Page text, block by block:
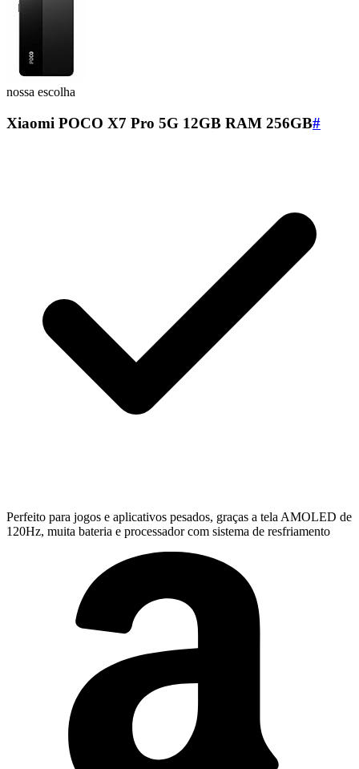
nossa escolha
Xiaomi POCO X7 Pro 5G 12GB RAM 256GB#
Perfeito para jogos e aplicativos pesados, graças a tela AMOLED de
120Hz, muita bateria e processador com sistema de resfriamento